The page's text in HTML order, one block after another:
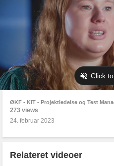
ØKF - KIT - Projektledelse og Test
273 views
24. februar 2023
Relateret videoer